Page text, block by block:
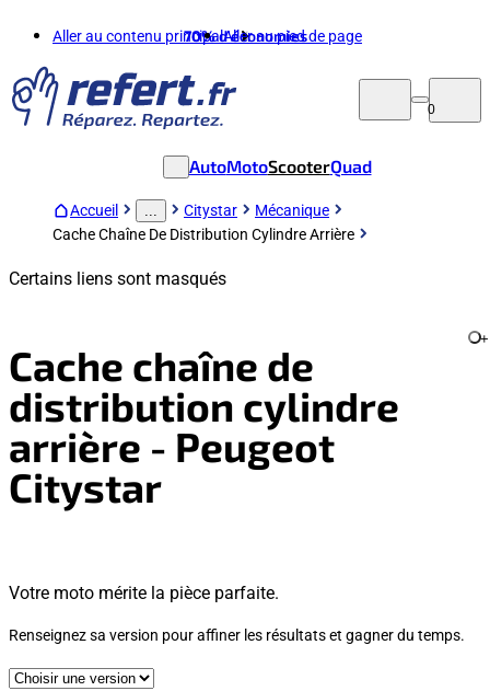
Aller au contenu principalAller au pied de page
70%d'économies
0
AutoMotoScooterQuad
Accueil Citystar
Mécanique
Cache Chaîne De Distribution Cylindre Arrière
Certains liens sont masqués
Cache chaîne de
distribution cylindre
arrière - Peugeot
Citystar
+
Votre moto mérite la pièce parfaite.
Renseignez sa version pour affiner les résultats et gagner du temps.